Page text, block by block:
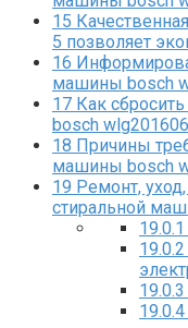
15
5 позволяет
16
машины bosch
17 Как
bosch
18 Причины
машины bosch
19 Ремонт,
стиральной
19.0.1
19.0.2
19.0.3
19.0.4